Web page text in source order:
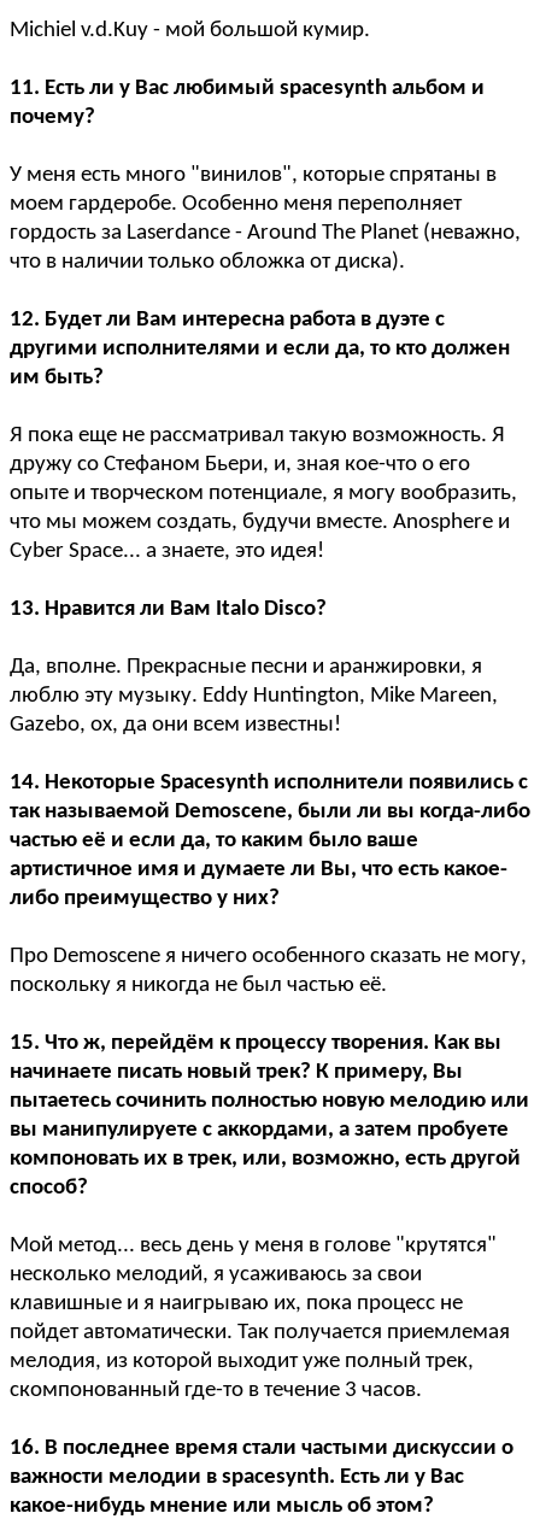
Michiel v.d.Kuy - мой большой кумир.
11. Есть ли у Вас любимый spacesynth альбом и
почему?
У меня есть много "винилов", которые спрятаны в
моем гардеробе. Особенно меня переполняет
гордость за Laserdance - Around The Planet (неважно,
что в наличии только обложка от диска).
12. Будет ли Вам интересна работа в дуэте с
другими исполнителями и если да, то кто должен
им быть?
Я пока еще не рассматривал такую возможность. Я
дружу со Стефаном Бьери, и, зная кое-что о его
опыте и творческом потенциале, я могу вообразить,
что мы можем создать, будучи вместе. Anosphere и
Cyber Space... а знаете, это идея!
13. Нравится ли Вам Italo Disco?
Да, вполне. Прекрасные песни и аранжировки, я
люблю эту музыку. Eddy Huntington, Mike Mareen,
Gazebo, ох, да они всем известны!
14. Некоторые Spacesynth исполнители появились с
так называемой Demoscene, были ли вы когда-либо
частью её и если да, то каким было ваше
артистичное имя и думаете ли Вы, что есть какое-
либо преимущество у них?
Про Demoscene я ничего особенного сказать не могу,
поскольку я никогда не был частью её.
15. Что ж, перейдём к процессу творения. Как вы
начинаете писать новый трек? К примеру, Вы
пытаетесь сочинить полностью новую мелодию или
вы манипулируете с аккордами, а затем пробуете
компоновать их в трек, или, возможно, есть другой
способ?
Мой метод... весь день у меня в голове "крутятся"
несколько мелодий, я усаживаюсь за свои
клавишные и я наигрываю их, пока процесс не
пойдет автоматически. Так получается приемлемая
мелодия, из которой выходит уже полный трек,
скомпонованный где-то в течение 3 часов.
16. В последнее время стали частыми дискуссии о
важности мелодии в spacesynth. Есть ли у Вас
какое-нибудь мнение или мысль об этом?